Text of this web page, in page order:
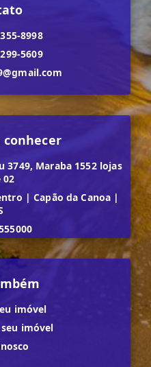
8998
5609
conhecer
3749, Maraba 1552 lojas
02
| Capão da Canoa |
imóvel
imóvel